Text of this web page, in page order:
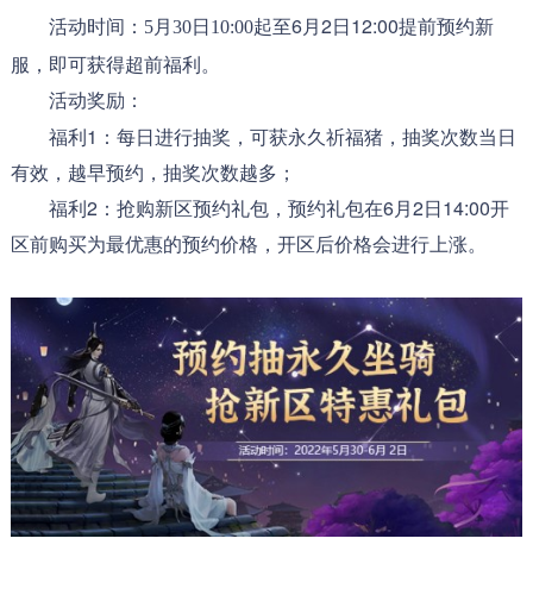
活动时间：5月30日10:00起至6月2日12:00提前预约新
服，即可获得超前福利。
活动奖励：
福利1：每日进行抽奖，可获永久祈福猪，抽奖次数当日
有效，越早预约，抽奖次数越多；
福利2：抢购新区预约礼包，预约礼包在6月2日14:00开
区前购买为最优惠的预约价格，开区后价格会进行上涨。